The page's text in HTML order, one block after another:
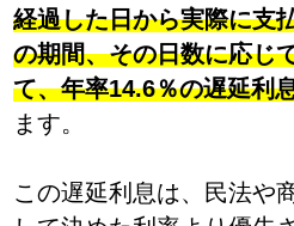
経過した日から実際に支
の期間、その日数に応じ
て、年率14.6％の遅延利
ます。
この遅延利息は、民法や